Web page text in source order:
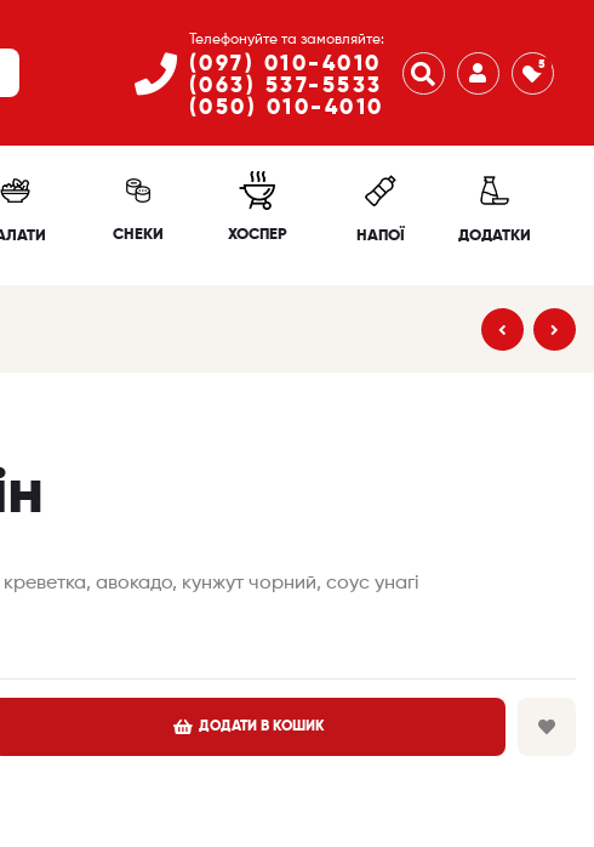
Телефонуйте та замовляйте:
(097) 010-4010
(063) 537-5533
(050) 010-4010
5
СНЕКИ ХОСПЕР НАПОЇ ДОДАТКИ
авокадо, кунжут чорний, соус унагі
ДОДАТИ В КОШИК